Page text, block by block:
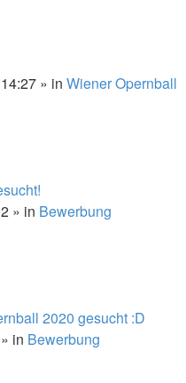
» in Wiener Opernball
» in Bewerbung
2020 gesucht :D
» in Bewerbung